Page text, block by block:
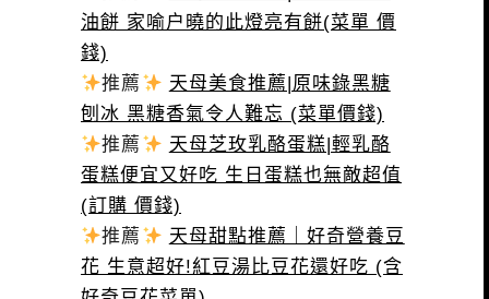
油餅 家喻户曉的此燈亮有餅(菜單 價
錢)
推薦
天母美食推薦|原味錄黑糖
刨冰 黑糖香氣令人難忘 (菜單價錢)
推薦
天母芝玫乳酪蛋糕|輕乳酪
蛋糕便宜又好吃 生日蛋糕也無敵超值
(訂購 價錢)
推薦
天母甜點推薦｜好奇營養豆
花 生意超好!紅豆湯比豆花還好吃 (含